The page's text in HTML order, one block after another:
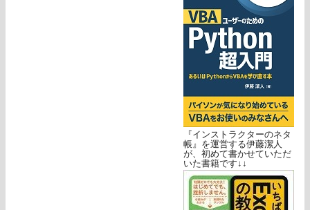
『インストラクターのネタ
帳』を運営する伊藤潔人
が、初めて書かせていただ
いた書籍です↓↓